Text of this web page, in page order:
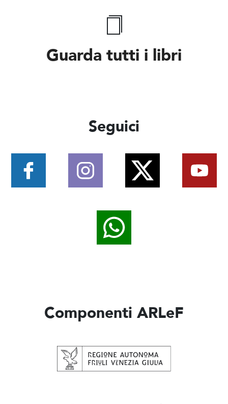
Guarda tutti i libri
Seguici
Componenti ARLeF